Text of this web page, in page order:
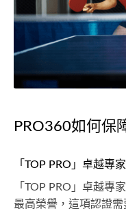
PRO360如何保
「TOP PRO」卓越專
「TOP PRO」卓越專
最高榮譽，這項認證